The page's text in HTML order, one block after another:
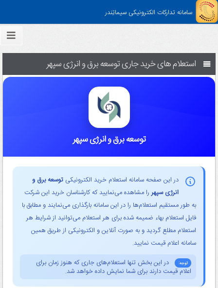
سامانه تدارکات الکترونیکی سیماتِندر
استعلام های خرید جاری توسعه برق و انرژی سپهر
توسعه برق و انرژی سپهر
در این صفحه سامانه استعلام خرید الکترونیکی توسعه برق و
انرژی سپهررا مشاهده می‌نمایید که کارشناسان خرید این شرکت
به طور مستقیم استعلام‌ها را در این سامانه بارگذاری می‌نمایند و مطابق با
فایل استعلام بهاء ضمیمه شده برای هر استعلام می‌توانید از شرایط هر
استعلام مطلع گردید و به صورت آنلاین و الکترونیکی از طریق همین
سامانه اعلام قیمت نمایید.
توجه:
در این بخش تنها استعلام‌های جاری که هنوز زمان برای
اعلام قیمت دارند برای شما نمایش داده خواهد شد.